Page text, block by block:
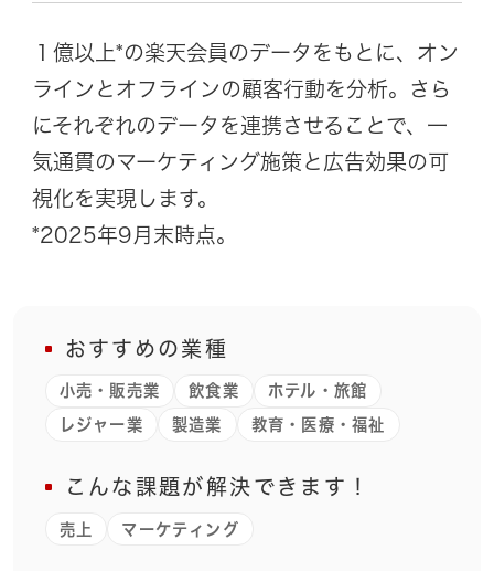
１億以上*の楽天会員のデータをもとに、オン
ラインとオフラインの顧客行動を分析。さら
にそれぞれのデータを連携させることで、一
気通貫のマーケティング施策と広告効果の可
視化を実現します。
*2025年9月末時点。
おすすめの業種
小売・販売業 飲食業 ホテル・旅館
レジャー業 製造業 教育・医療・福祉
こんな課題が解決できます！
売上 マーケティング